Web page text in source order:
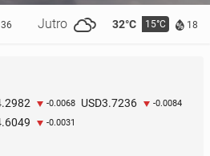
36 Jutro 32°C 15°C 18
-0.0068 USD3.7236 -0.0084
-0.0031